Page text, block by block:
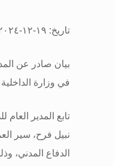
تاريخ: ١٩-١٢-٢٠٢٤
بيان صادر عن
في وزارة الداخلية
تابع المدير العام
نبيل فرح، سير
الدفاع المدني،